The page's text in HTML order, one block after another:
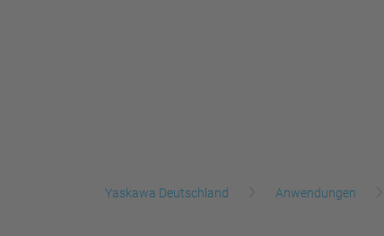
Yaskawa Deutschland Anwendungen